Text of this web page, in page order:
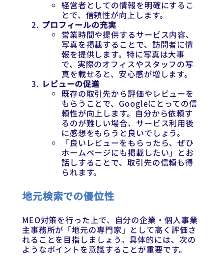
経営者としての情報を明確にするこ
とで、信頼性が向上します。
プロフィールの充実
営業時間や提供するサービス内容、
写真を掲載することで、訪問者に情
報を提供します。特に写真は大事
で、実際のオフィスやスタッフの写
真を載せると、安心感が増します。
レビューの促進
既存の取引先から評価やレビューを
もらうことで、Googleにとっての信
頼性が向上します。自分から依頼す
るのが難しい場合、サービス利用後
に感想をもらうと良いでしょう。
「良いレビューをもらったら、ぜひ
ホームページにも掲載したい」とお
話しすることで、取引先の信頼も得
られます。
地元検索での優位性
MEO対策を行った上で、自分の企業・個人事業
主事務所が「地元の専門家」として高く評価さ
れることを目指しましょう。具体的には、次の
ようなポイントを意識することが重要です。